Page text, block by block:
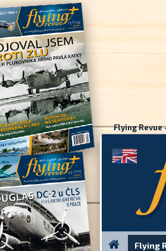
Flying
Flying